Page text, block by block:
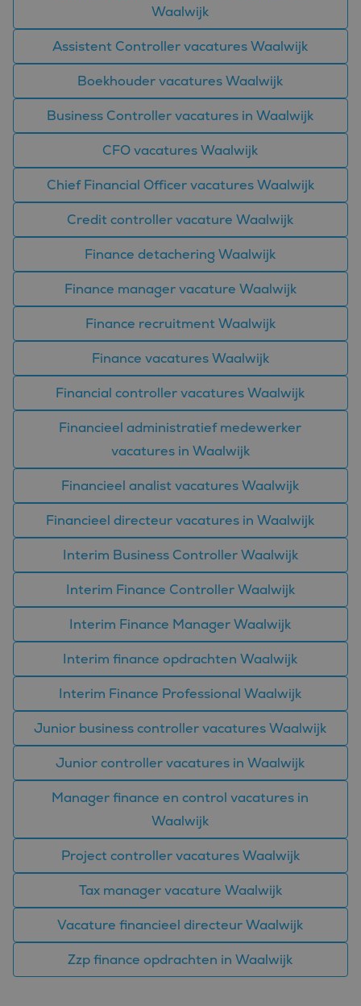
Waalwijk
Assistent Controller vacatures Waalwijk
Boekhouder vacatures Waalwijk
Business Controller vacatures in Waalwijk
CFO vacatures Waalwijk
Chief Financial Officer vacatures Waalwijk
Credit controller vacature Waalwijk
Finance detachering Waalwijk
Finance manager vacature Waalwijk
Finance recruitment Waalwijk
Finance vacatures Waalwijk
Financial controller vacatures Waalwijk
Financieel administratief medewerker
vacatures in Waalwijk
Financieel analist vacatures Waalwijk
Financieel directeur vacatures in Waalwijk
Interim Business Controller Waalwijk
Interim Finance Controller Waalwijk
Interim Finance Manager Waalwijk
Interim finance opdrachten Waalwijk
Interim Finance Professional Waalwijk
Junior business controller vacatures Waalwijk
Junior controller vacatures in Waalwijk
Manager finance en control vacatures in
Waalwijk
Project controller vacatures Waalwijk
Tax manager vacature Waalwijk
Vacature financieel directeur Waalwijk
Zzp finance opdrachten in Waalwijk